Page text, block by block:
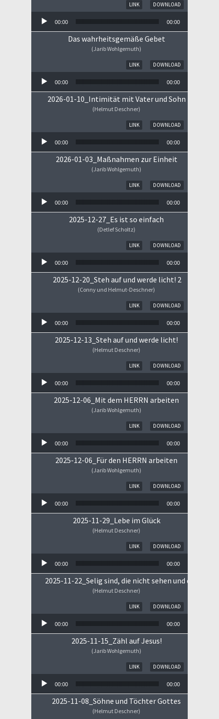
DOWNLOAD
LINK
00:00 00:00
Das wahrheitsgemäße Gebet
(Jarib Wohlgemuth)
DOWNLOAD
LINK
00:00 00:00
2026-01-10_Intimität mit Vater und Sohn
(Helmut Deschner)
DOWNLOAD
LINK
00:00 00:00
2026-01-03_Maßnahmen zur Einheit
(Jarib Wohlgemuth)
DOWNLOAD
LINK
00:00 00:00
2025-12-27_Es ist so einfach
(Detlef Scholtz)
DOWNLOAD
LINK
00:00 00:00
2025-12-20_Steh auf und werde licht! 2
(Conny und Helmut-Deschner)
DOWNLOAD
LINK
00:00 00:00
2025-12-13_Steh auf und werde licht!
(Helmut Deschner)
DOWNLOAD
LINK
00:00 00:00
2025-12-06_Mit dem HERRN arbeiten
(Jarib Wohlgemuth)
DOWNLOAD
LINK
00:00 00:00
2025-12-06_Für den HERRN arbeiten
(Jarib Wohlgemuth)
DOWNLOAD
LINK
00:00 00:00
2025-11-29_Lebe im Glück
(Helmut Deschner)
DOWNLOAD
LINK
00:00 00:00
2025-11-22_Selig sind, die nicht sehen und doch
(Helmut Deschner)
DOWNLOAD
LINK
00:00 00:00
2025-11-15_Zähl auf Jesus!
(Jarib Wohlgemuth)
DOWNLOAD
LINK
00:00 00:00
2025-11-08_Söhne und Töchter Gottes
(Helmut Deschner)